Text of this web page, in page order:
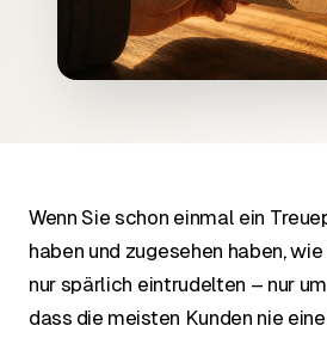
Wenn Sie schon einmal ein
haben und zugesehen haben,
nur spärlich eintrudelten – nur
dass die meisten Kunden nie